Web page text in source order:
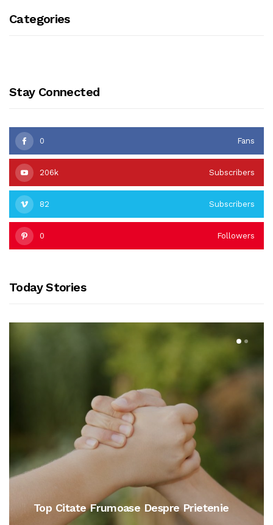
Categories
Stay Connected
0 Fans
206k Subscribers
82 Subscribers
0 Followers
Today Stories
Citate De Dragoste Pentru Iubit Sau
Iubita